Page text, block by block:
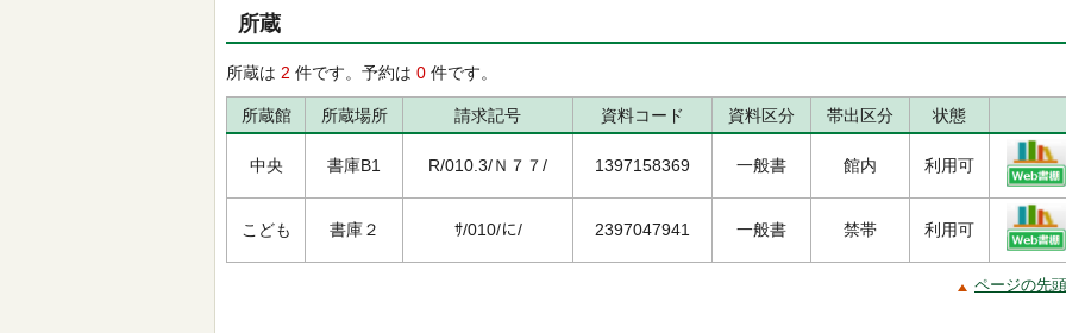
所蔵
所蔵は 2 件です。予約は 0 件です。
所蔵館 所蔵場所 請求記号 資料コード 資料区分 帯出区分 状態
中央 書庫B1 R/010.3/Ｎ７７/ 1397158369 一般書 館内 利用可
こども 書庫２ ｻ/010/に/ 2397047941 一般書 禁帯 利用可
ページの先